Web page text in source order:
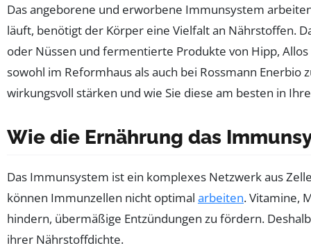
Das angeborene und erworbene Immunsystem
läuft, benötigt der Körper eine Vielfalt an Nährstoffen.
oder Nüssen und fermentierte Produkte von Hipp,
sowohl im Reformhaus als auch bei Rossmann
wirkungsvoll stärken und wie Sie diese am besten in
Wie die Ernährung das
Das Immunsystem ist ein komplexes Netzwerk aus
können Immunzellen nicht optimal arbeiten. Vitamine,
hindern, übermäßige Entzündungen zu fördern.
ihrer Nährstoffdichte.